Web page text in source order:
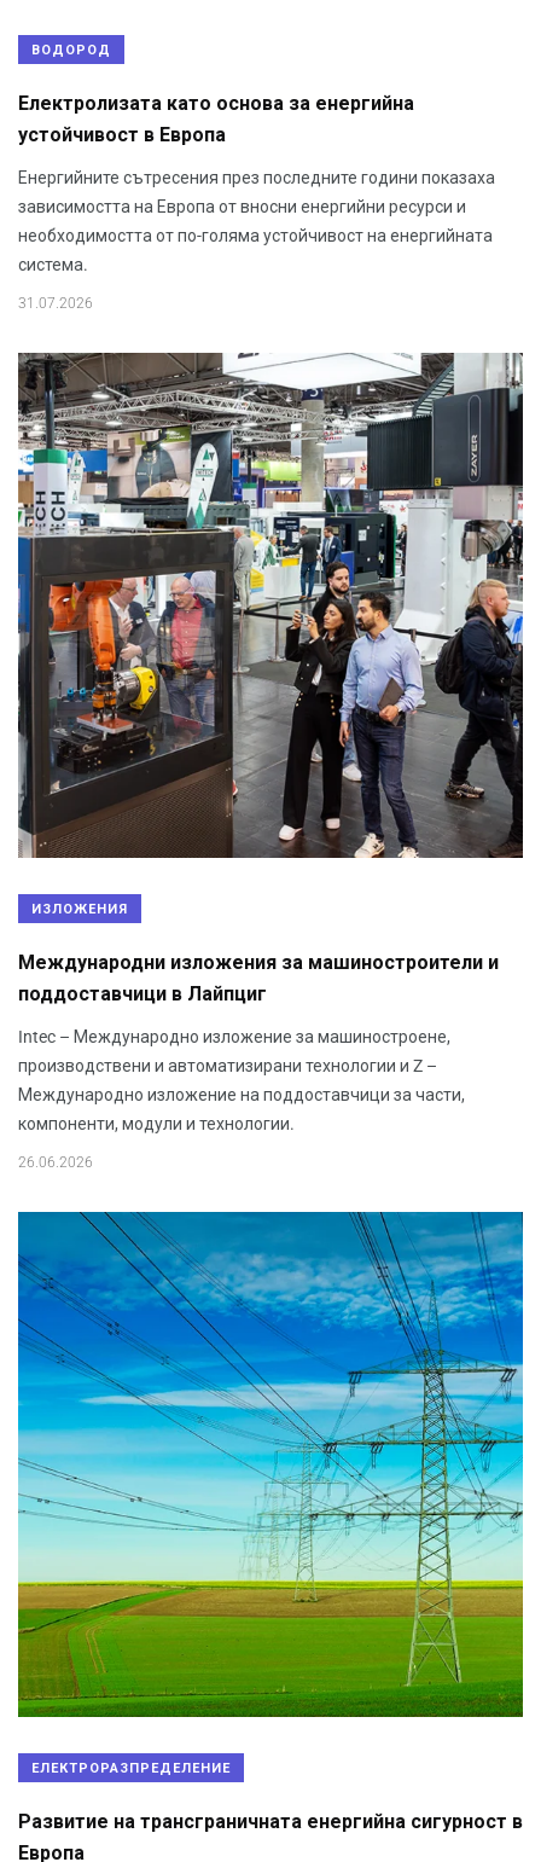
ВОДОРОД
Електролизата като основа за енергийна
устойчивост в Европа
Енергийните сътресения през последните години показаха
зависимостта на Европа от вносни енергийни ресурси и
необходимостта от по-голяма устойчивост на енергийната
система.
31.07.2026
ИЗЛОЖЕНИЯ
Международни изложения за машиностроители и
поддоставчици в Лайпциг
Intec – Международно изложение за машиностроене,
производствени и автоматизирани технологии и Z –
Международно изложение на поддоставчици за части,
компоненти, модули и технологии.
26.06.2026
ЕЛЕКТРОРАЗПРЕДЕЛЕНИЕ
Развитие на трансграничната енергийна сигурност в
Европа